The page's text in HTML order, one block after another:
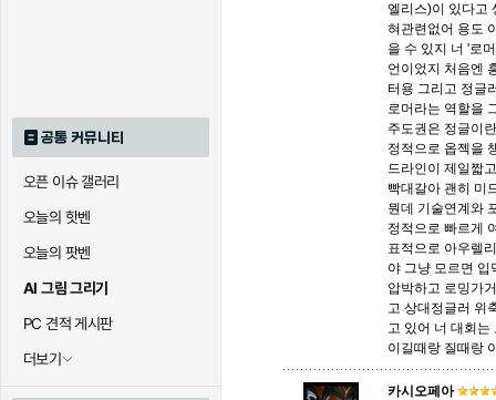
공통 커뮤니티
오픈 이슈 갤러리
오늘의 핫벤
오늘의 팟벤
AI 그림 그리기
PC 견적 게시판
더보기
엘리스)이 있다고
혀관련없어 용도
을 수 있지 너 '로
언이었지 처음엔
터용 그리고 정글
로머라는 역할을
주도권은 정글이
정적으로 옵젝을
드라인이 제일짧
빡대갈아 괜히 미
뭔데 기술연계와
정적으로 빠르게
표적으로 아우렐
야 그냥 모르면
압박하고 로밍가
고 상대정글러 위
고 있어 너 대회
이길때랑 질때랑
카시오페아